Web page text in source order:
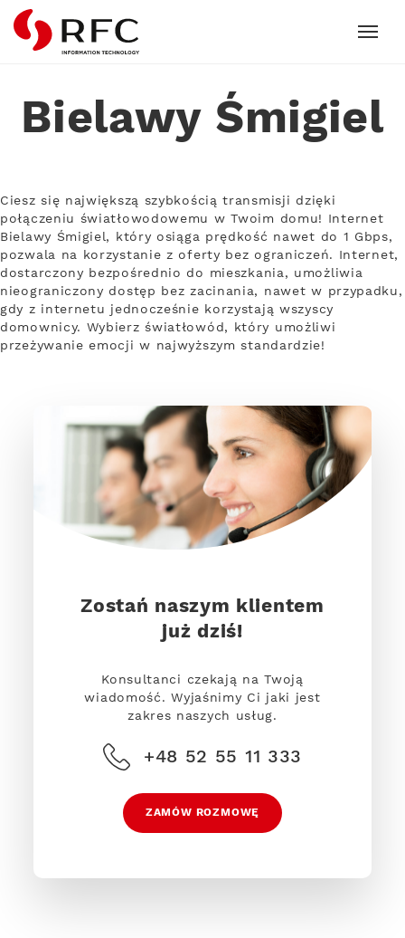
RFC
Bielawy Śmigiel
Ciesz się największą szybkością transmisji dzięki
połączeniu światłowodowemu w Twoim domu! Internet
Bielawy Śmigiel, który osiąga prędkość nawet do 1 Gbps,
pozwala na korzystanie z oferty bez ograniczeń. Internet,
dostarczony bezpośrednio do mieszkania, umożliwia
nieograniczony dostęp bez zacinania, nawet w przypadku,
gdy z internetu jednocześnie korzystają wszyscy
domownicy. Wybierz światłowód, który umożliwi
przeżywanie emocji w najwyższym standardzie!
Zostań naszym klientem
już dziś!
Konsultanci czekają na Twoją
wiadomość. Wyjaśnimy Ci jaki jest
zakres naszych usług.
+48 52 55 11 333
ZAMÓW ROZMOWĘ